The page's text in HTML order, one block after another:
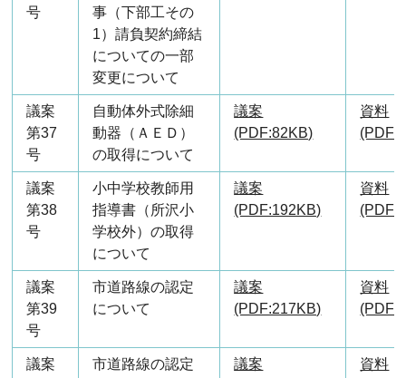
号
事（下部工その
1）請負契約締結
についての一部
変更について
議案
第37
号
自動体外式除細
動器（ＡＥＤ）
の取得について
議案
(PDF:82KB)
資料
議案
第38
号
小中学校教師用
指導書（所沢小
学校外）の取得
について
議案
(PDF:192KB)
資料
議案
第39
号
市道路線の認定
について
議案
(PDF:217KB)
資料
議案
市道路線の認定
議案
資料